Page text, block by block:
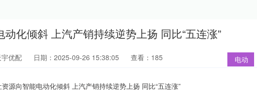
化倾斜 上汽产销持续逆势上扬 同比“五连涨”
电动
优配 日期：2025-09-26 15:38:05 查看：185